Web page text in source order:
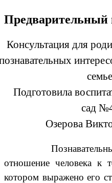
Предварительный
Консультация для
Подготовила
сад
Озерова
Познавательный
отношение человека к
котором выражено его